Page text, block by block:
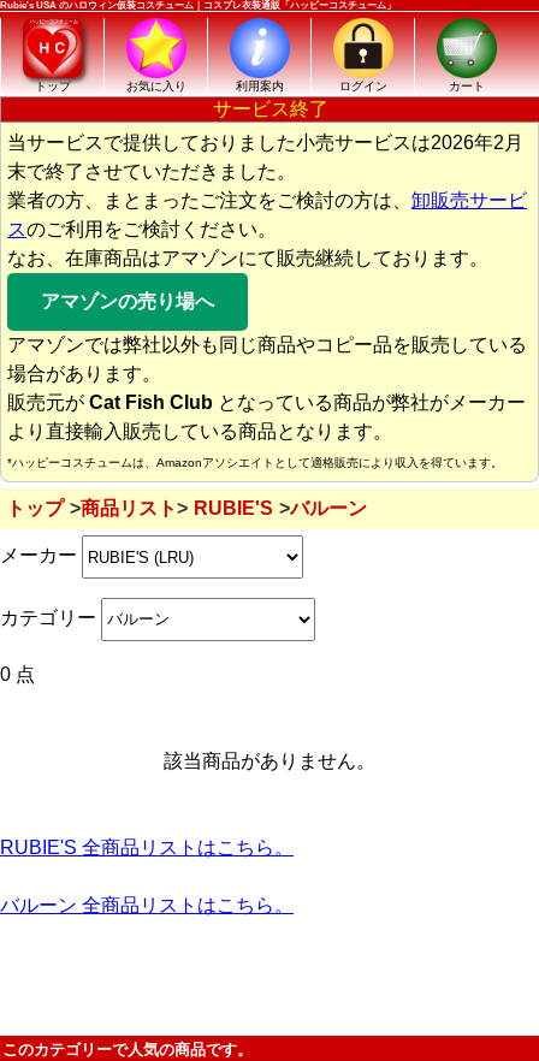
Rubie's USA のハロウィン仮装コスチューム｜コスプレ衣装通販「ハッピーコスチューム」
トップ お気に入り 利用案内 ログイン カート
サービス終了
当サービスで提供しておりました小売サービスは2026年2月
末で終了させていただきました。
業者の方、まとまったご注文をご検討の方は、 卸販売サービ
スのご利用をご検討ください。
なお、在庫商品はアマゾンにて販売継続しております。
アマゾンの売り場へ
アマゾンでは弊社以外も同じ商品やコピー品を販売している
場合があります。
販売元が Cat Fish Club となっている商品が弊社がメーカー
より直接輸入販売している商品となります。
*ハッピーコスチュームは、Amazonアソシエイトとして適格販売により収入を得ています。
トップ 商品リスト RUBIE'S バルーン
メーカー
カテゴリー
0 点
該当商品がありません。
RUBIE'S 全商品リストはこちら。
バルーン 全商品リストはこちら。
このカテゴリーで人気の商品です。